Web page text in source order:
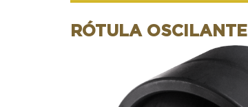
RÓTULA OSCILANTE